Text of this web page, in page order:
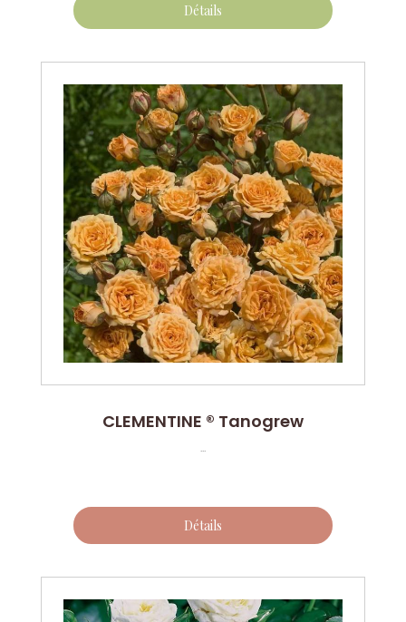
Détails
CLEMENTINE ® Tanogrew
...
Détails